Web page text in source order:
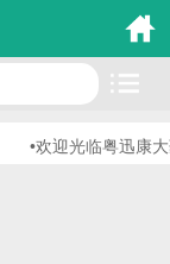
•欢迎光临粤迅康大